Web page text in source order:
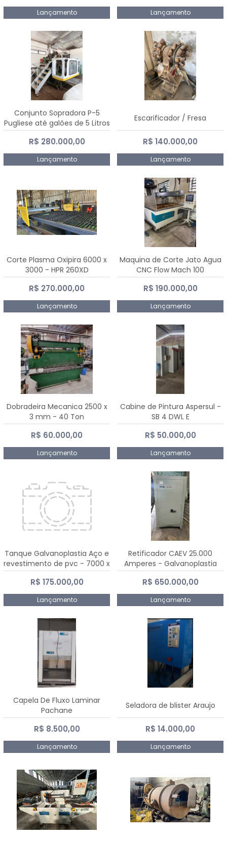
Lançamento Lançamento
Conjunto Sopradora P-5
Pugliese até galões de 5 Litros
R$ 280.000,00
Lançamento
Escarificador / Fresa
R$ 140.000,00
Lançamento
Corte Plasma Oxipira 6000 x
3000 - HPR 260XD
R$ 270.000,00
Lançamento
Maquina de Corte Jato Agua
CNC Flow Mach 100
R$ 190.000,00
Lançamento
Dobradeira Mecanica 2500 x
3 mm - 40 Ton
R$ 60.000,00
Lançamento
Cabine de Pintura Aspersul -
SB 4 DWL E
R$ 50.000,00
Lançamento
Tanque Galvanoplastia Aço e
revestimento de pvc - 7000 x
2200 mm
R$ 175.000,00
Lançamento
Retificador CAEV 25.000
Amperes - Galvanoplastia
R$ 650.000,00
Lançamento
Capela De Fluxo Laminar
Pachane
R$ 8.500,00
Lançamento
Seladora de blister Araujo
R$ 14.000,00
Lançamento